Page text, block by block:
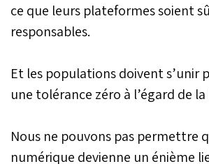
ce que leurs plateformes soient
responsables.
Et les populations doivent s’unir
une tolérance zéro à l’égard de
Nous ne pouvons pas permettre
numérique devienne un énième